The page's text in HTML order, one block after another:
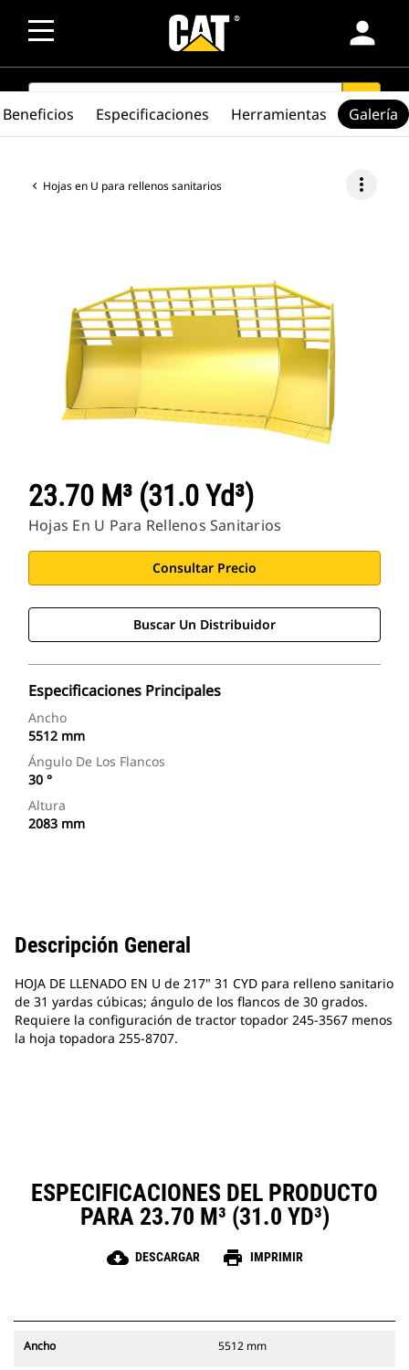
person
SEARCH search
Hojas en U para rellenos sanitarios more_vert
23.70 M³ (31.0 Yd³)
Hojas En U Para Rellenos Sanitarios
Consultar Precio
Buscar Un Distribuidor
Especificaciones Principales
Ancho
5512 mm
Ángulo De Los Flancos
30 °
Altura
2083 mm
Beneficios Especificaciones Herramientas Galería
Descripción General
HOJA DE LLENADO EN U de 217" 31 CYD para relleno sanitario
de 31 yardas cúbicas; ángulo de los flancos de 30 grados.
Requiere la configuración de tractor topador 245-3567 menos
la hoja topadora 255-8707.
ESPECIFICACIONES DEL PRODUCTO
PARA 23.70 M³ (31.0 YD³)
cloud_download DESCARGAR print IMPRIMIR
Ancho 5512 mm